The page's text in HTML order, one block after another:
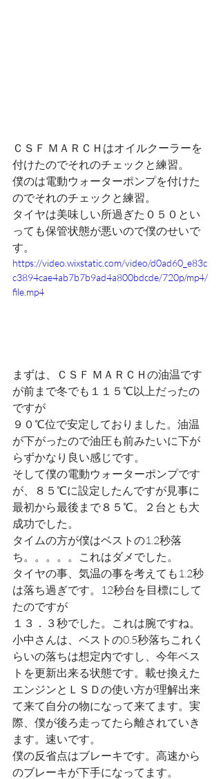
ＣＳＦ ＭＡＲＣＨはオイルクーラーを
付けたのでそれのチェックと練習。
僕のは電動ウォーターポンプを付けた
のでそれのチェックと練習。
タイヤは美味しい所過ぎた０５０とい
っても保管状態が悪いので僕のせいで
す。
https://video.wixstatic.com/video/d0ad60_e83c
c3894cae4ab7b7b9ad4a800bdcde/720p/mp4/
file.mp4
まずは、ＣＳＦ ＭＡＲＣＨの油温です
が前まで冬でも１１５℃以上だったの
ですが
９０℃位で安定しておりました。油温
が下がったので油圧も前みたいに下が
らずかなり良い感じです。
そして僕の電動ウォーターポンプです
が、８５℃に設定したんですが見事に
最初から最後まで８５℃。２台とも大
成功でした。
タイムの方が僕はベストの1.2秒落
ち。。。。。これはダメでした。
タイヤの事、気温の事を考えても1.2秒
は落ち過ぎです。12秒台を目標にして
たのですが
１３．３秒でした。これは腕ですね。
小中さんは、ベストの0.5秒落ちこれく
らいの落ちは想定内ですし、今年ベス
トを更新出来る状態です。載せ換えた
エンジンとＬＳＤの使い方が理解出来
て来て自分の物になって来てます。実
際、僕が後ろ走ってたら離されていき
ます。速いです。
僕の反省点はブレーキです。高速から
のブレーキが下手になってます。